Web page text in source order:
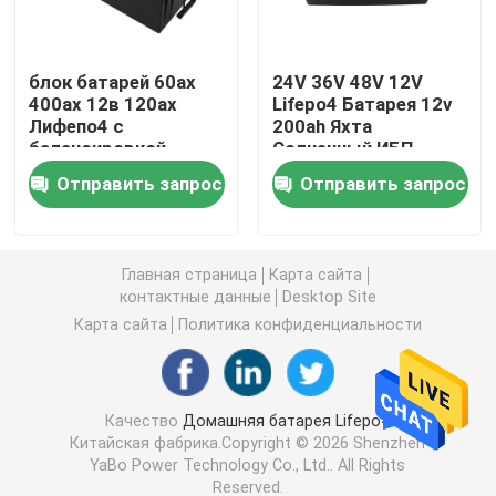
батарея 24V Lifepo4
батарея 48v Lifepo4
электростанция лития портативная
Водонепроницаемая батарея Lifepo4
Lifepo4 батарея Powerwall
Батарея ИБП Lifepo4
блок батарей 60ах
400ах 12в 120ах
Лифепо4 с
балансировкой
Батерия Блуэтоотх
БмсОтправить запрос
24V 36V 48V 12V
Lifepo4 Батарея 12v
200ah Яхта
Солнечный ИБП
Отправить запрос
Главная страница
Карта сайта
контактные данные
Desktop Site
Карта сайта
Политика конфиденциальности
Качество Домашняя батарея Lifepo4
Китайская фабрика.Copyright © 2026 Shenzhen
YaBo Power Technology Co., Ltd.. All Rights
Reserved.